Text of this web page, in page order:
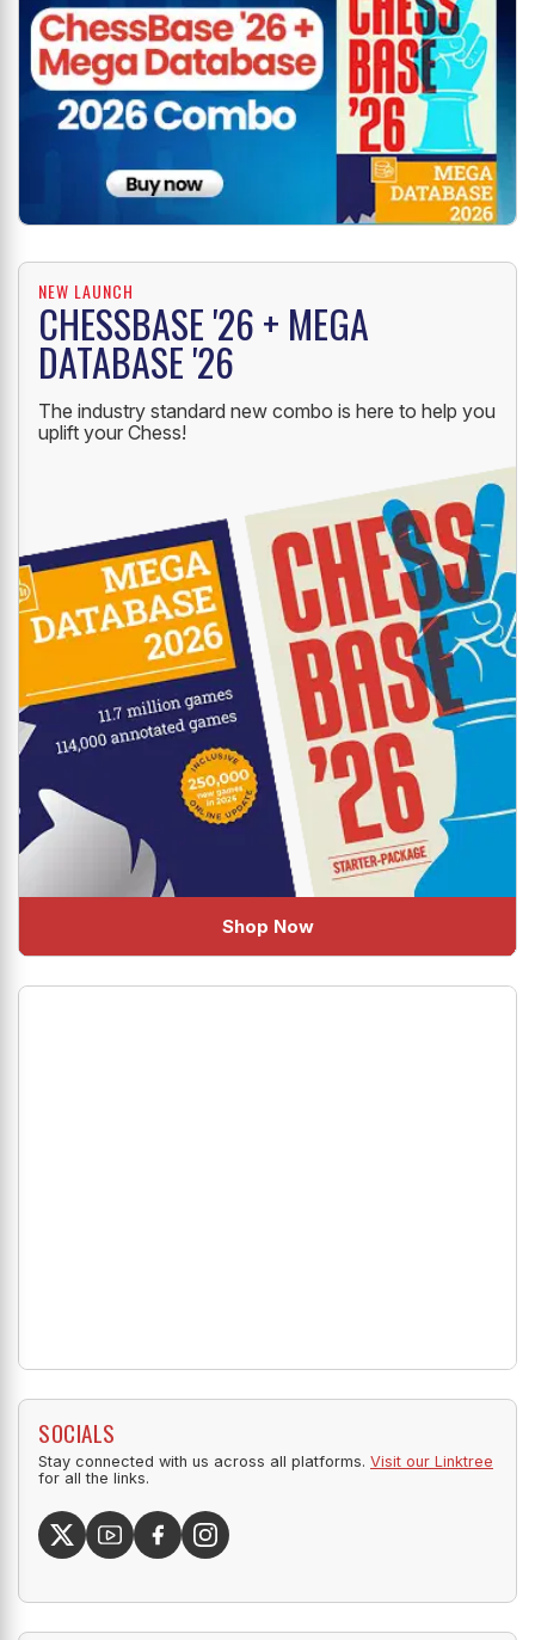
NEW LAUNCH
CHESSBASE '26 + MEGA
DATABASE '26
The industry standard new combo is here to help you
Shop Now
Stay connected with us across all platforms.
for all the links.